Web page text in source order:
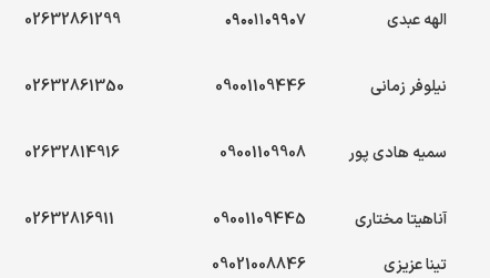
الهه عبدی ۰۹۰۰۱۱۰۹۹۰۷ 02632861299
نیلوفر زمانی 09001109446
02632861350
سمیه هادی پور 09001109908
02632814916
آناهیتا مختاری 09001109445
02632816911
تینا عزیزی
09021008846